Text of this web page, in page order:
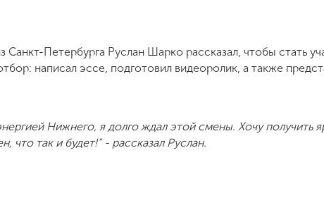
Санкт-Петербурга Руслан Шарко рассказал, чтобы стать
написал эссе, подготовил видеоролик, а также
Нижнего, я долго ждал этой смены. Хочу получить
что так и будет!” - рассказал Руслан.